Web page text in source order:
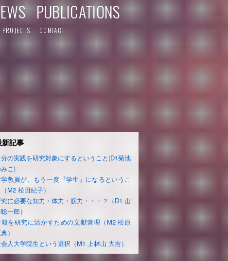
PUBLICATIONS
PROJECTS CONTACT
新記事
の実践を研究対象にするということ(D1菊池
こ)
学教員が、もう一度『学生』になるというこ
M2 松田紀子）
に必要な知力・体力・筋力・・・？（D1 山
一郎）
を研究に活かすための文献管理（M2 松原
）
人大学院生という選択（M1 上林山 大吉）